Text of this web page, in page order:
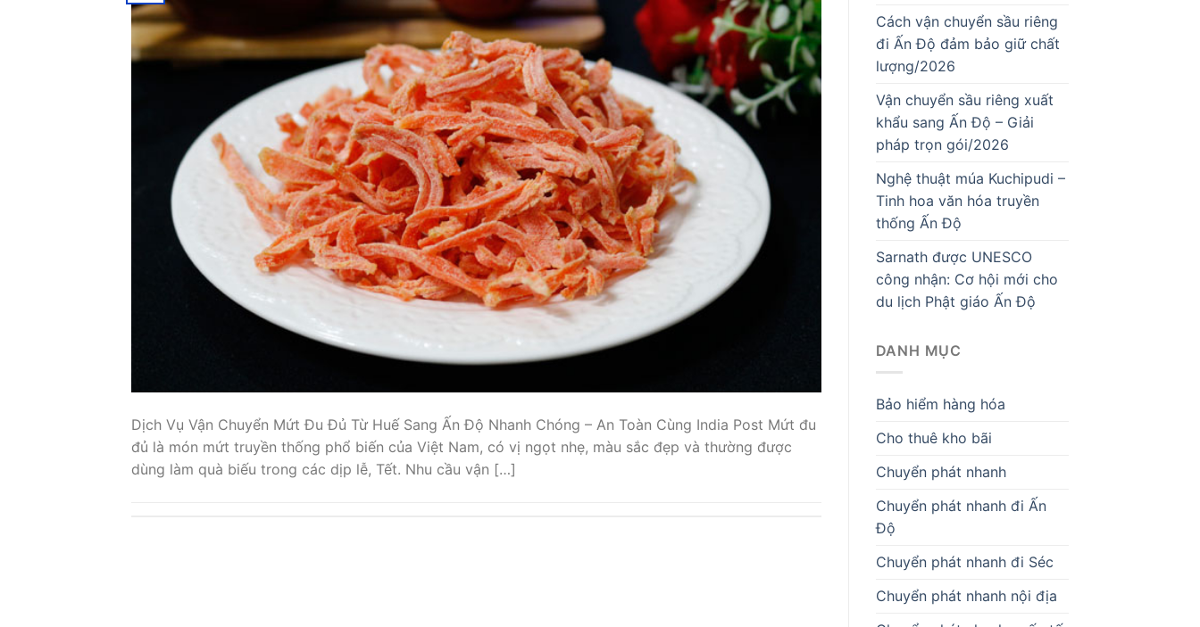
Dịch Vụ Vận Chuyển Mứt Đu Đủ Từ Huế Sang Ấn Độ Nhanh Chóng – An Toàn Cùng India Post Mứt đu
đủ là món mứt truyền thống phổ biến của Việt Nam, có vị ngọt nhẹ, màu sắc đẹp và thường được
dùng làm quà biếu trong các dịp lễ, Tết. Nhu cầu vận […]
Cách vận chuyển sầu riêng
đi Ấn Độ đảm bảo giữ chất
lượng/2026
Vận chuyển sầu riêng xuất
khẩu sang Ấn Độ – Giải
pháp trọn gói/2026
Nghệ thuật múa Kuchipudi –
Tinh hoa văn hóa truyền
thống Ấn Độ
Sarnath được UNESCO
công nhận: Cơ hội mới cho
du lịch Phật giáo Ấn Độ
DANH MỤC
Bảo hiểm hàng hóa
Cho thuê kho bãi
Chuyển phát nhanh
Chuyển phát nhanh đi Ấn
Độ
Chuyển phát nhanh đi Séc
Chuyển phát nhanh nội địa